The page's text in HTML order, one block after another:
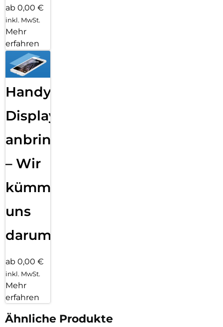
ab 0,00 €
inkl. MwSt.
Mehr
erfahren
Handy
Displayfolie
anbringen
– Wir
kümmern
uns
darum!
ab 0,00 €
inkl. MwSt.
Mehr
erfahren
Ähnliche Produkte